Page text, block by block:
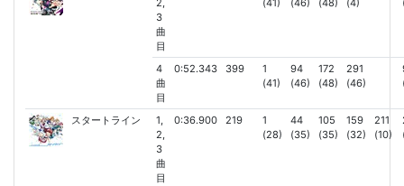
2,
3
曲
目
(41)
(46)
(48)
(4)
4
曲
目
0:52.343 399
1
(41)
94
(46)
172
(48)
291
(46)
スタートライン
1,
2,
3
曲
目
0:36.900 219
1
(28)
44
(35)
105
(35)
159
(32)
211
(10)